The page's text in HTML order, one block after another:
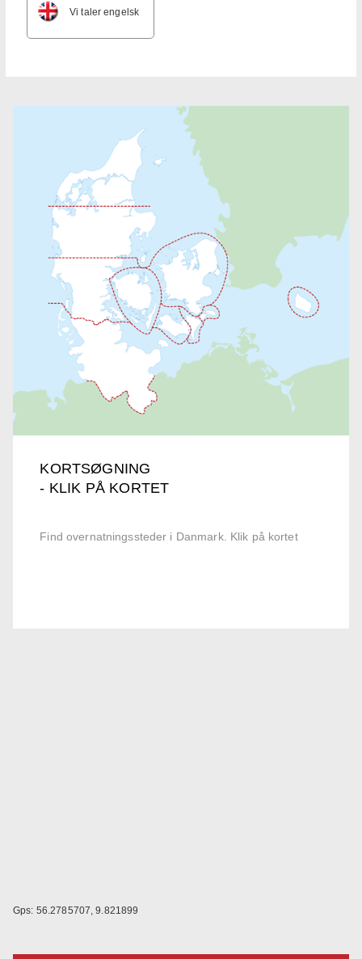
Vi taler engelsk
KORTSØGNING
- KLIK PÅ KORTET
Find overnatningssteder i Danmark. Klik på kortet
Gps: 56.2785707, 9.821899